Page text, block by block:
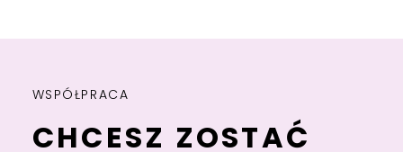
WSPÓŁPRACA
CHCESZ ZOSTAĆ